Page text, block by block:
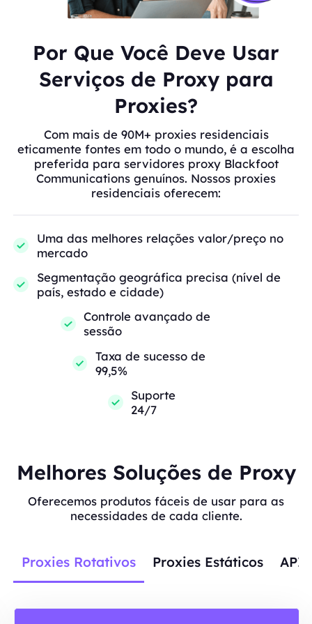
Por Que Você Deve Usar
Serviços de Proxy para
Proxies?
Com mais de 90M+ proxies residenciais
eticamente fontes em todo o mundo, é a escolha
preferida para servidores proxy Blackfoot
Communications genuínos. Nossos proxies
residenciais oferecem:
Uma das melhores relações valor/preço no
mercado
Segmentação geográfica precisa (nível de
país, estado e cidade)
Controle avançado de
sessão
Taxa de sucesso de
99,5%
Suporte
24/7
Melhores Soluções de Proxy
Oferecemos produtos fáceis de usar para as
necessidades de cada cliente.
Proxies Rotativos Proxies Estáticos